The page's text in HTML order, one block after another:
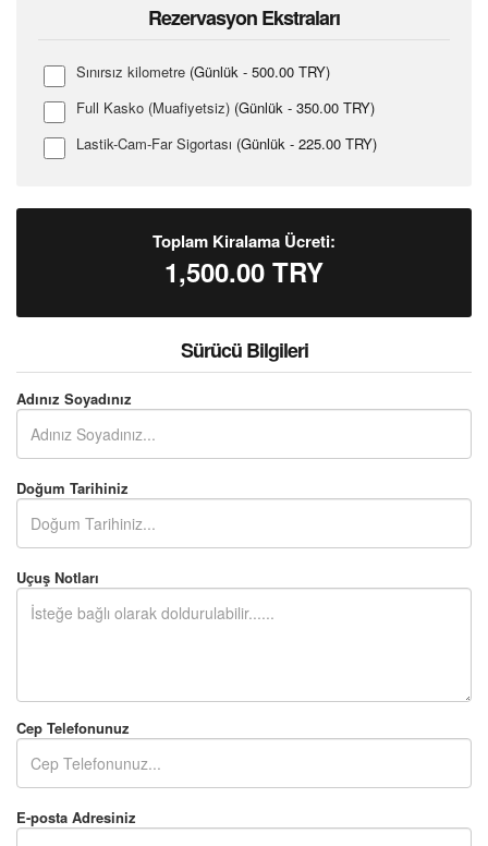
Rezervasyon Ekstraları
Sınırsız kilometre (Günlük - 500.00 TRY)
Full Kasko (Muafiyetsiz) (Günlük - 350.00 TRY)
Lastik-Cam-Far Sigortası (Günlük - 225.00 TRY)
Toplam Kiralama Ücreti:
1,500.00 TRY
Sürücü Bilgileri
Adınız Soyadınız
Doğum Tarihiniz
Uçuş Notları
Cep Telefonunuz
E-posta Adresiniz